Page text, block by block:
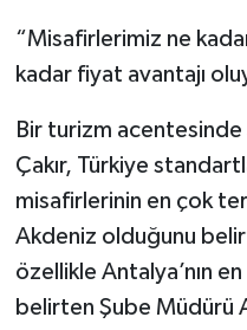
“Misafirlerimiz ne
kadar fiyat avantajı
Bir turizm
Çakır, Türkiye
misafirlerinin en çok
Akdeniz olduğunu
özellikle Antalya’nın
belirten Şube Müdürü